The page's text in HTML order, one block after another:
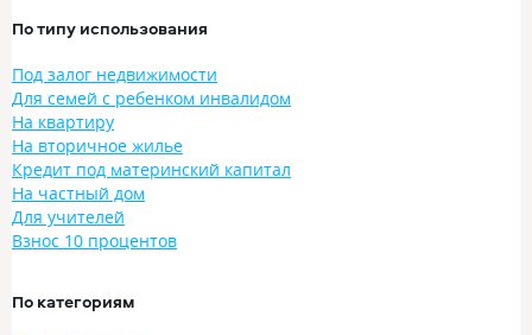
По типу использования
Под залог недвижимости
Для семей с ребенком инвалидом
На квартиру
На вторичное жилье
Кредит под материнский капитал
На частный дом
Для учителей
Взнос 10 процентов
По категориям